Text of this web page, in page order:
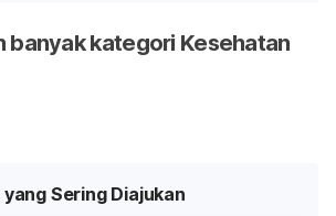
banyak kategori Kesehatan
Sering Diajukan